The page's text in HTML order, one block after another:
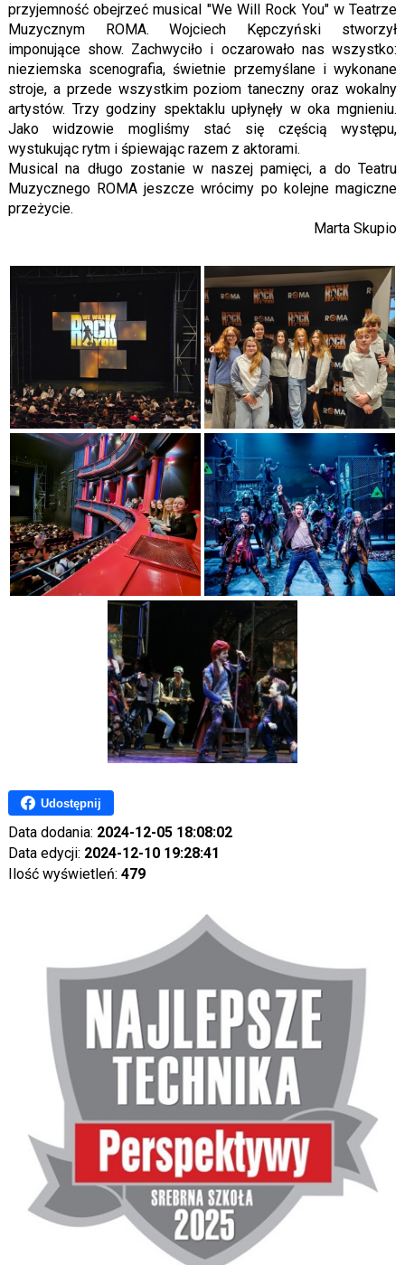
przyjemność obejrzeć musical "We Will Rock You" w Teatrze
Muzycznym ROMA. Wojciech Kępczyński stworzył
imponujące show. Zachwyciło i oczarowało nas wszystko:
nieziemska scenografia, świetnie przemyślane i wykonane
stroje, a przede wszystkim poziom taneczny oraz wokalny
artystów. Trzy godziny spektaklu upłynęły w oka mgnieniu.
Jako widzowie mogliśmy stać się częścią występu,
wystukując rytm i śpiewając razem z aktorami.
Musical na długo zostanie w naszej pamięci, a do Teatru
Muzycznego ROMA jeszcze wrócimy po kolejne magiczne
przeżycie.
Marta Skupio
Udostępnij
Data dodania: 2024-12-05 18:08:02
Data edycji: 2024-12-10 19:28:41
Ilość wyświetleń: 479